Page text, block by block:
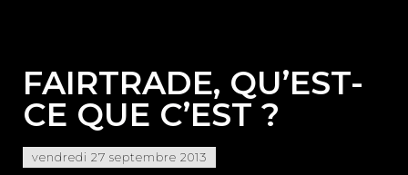
FAIRTRADE, QU’EST-
CE QUE C’EST ?
vendredi 27 septembre 2013